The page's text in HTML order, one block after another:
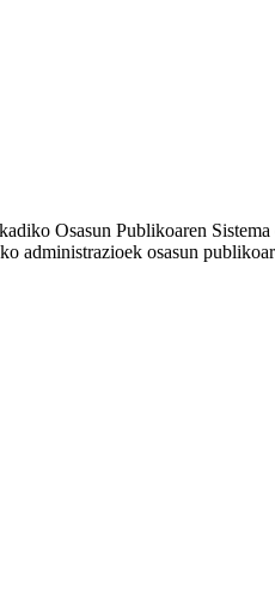
Osasun Publikoaren
administrazioek osasun